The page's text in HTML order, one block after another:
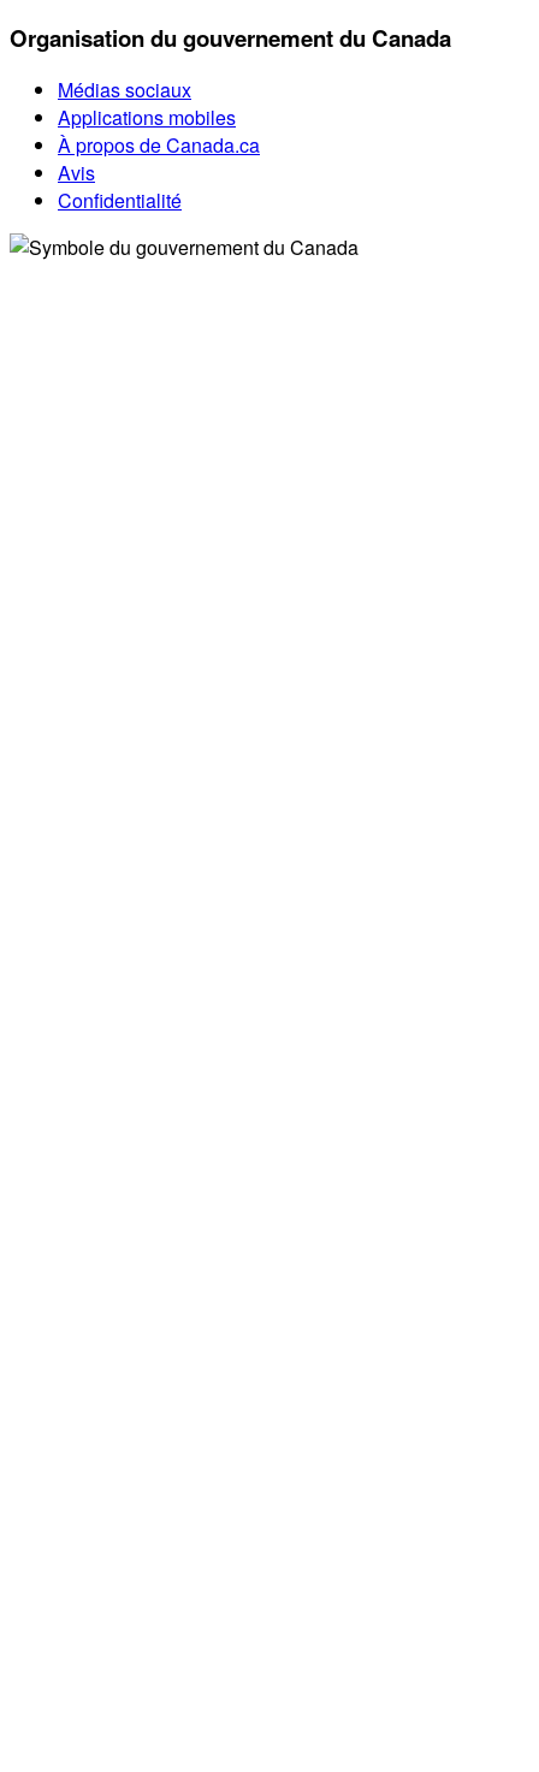
Organisation du gouvernement du Canada
Médias sociaux
Applications mobiles
À propos de Canada.ca
Avis
Confidentialité